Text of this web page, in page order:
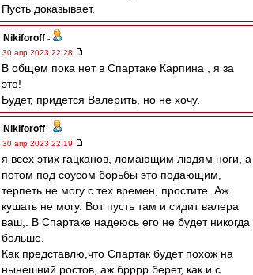
Пусть доказывает.
Nikiforoff -
30 апр 2023 22:28
В общем пока нет в Спартаке Карпина , я за
это!
Будет, придется Валерить, но не хочу.
Nikiforoff -
30 апр 2023 22:19
я всех этих гацканов, ломающим людям ноги, а
потом под соусом борьбы это подающим,
терпеть не могу с тех времен, простите. Аж
кушать не могу. Вот пусть там и сидит валера
ваш,. В Спартаке надеюсь его не будет никогда
больше.
Как представлю,что Спартак будет похож на
нынешний ростов, аж брррр берет, как и с